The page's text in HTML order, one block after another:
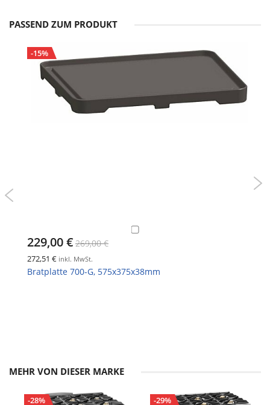
PASSEND ZUM PRODUKT
-15%
229,00 € 269,00 €
272,51 € inkl. MwSt.
Bratplatte 700-G, 575x375x38mm
MEHR VON DIESER MARKE
-28% -29%